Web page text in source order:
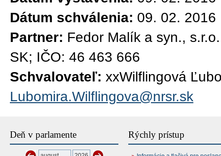
Dátum schválenia: 09. 02. 2016
Partner: Fedor Malík a syn.,
SK; IČO: 46 463 666
Schvalovateľ: xxWilflingová
Lubomira.Wilflingova@nrsr.sk
Deň v parlamente Rýchly prístup